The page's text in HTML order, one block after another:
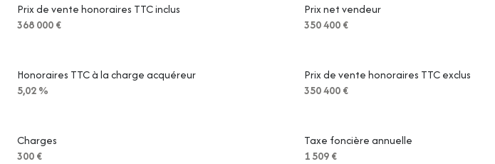
Prix de vente honoraires TTC inclus
368 000 €
Prix net vendeur
350 400 €
Prix de vente honoraires TTC exclus
350 400 €
Honoraires TTC à la charge acquéreur
5,02 %
Charges
300 €
Taxe foncière annuelle
1 509 €